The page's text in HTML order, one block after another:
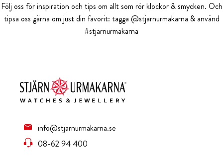
Följ oss för inspiration och tips om allt som rör klockor & smycken. Och
tipsa oss gärna om just din favorit: tagga @stjarnurmakarna & använd
#stjarnurmakarna
info@stjarnurmakarna.se
08-62 94 400